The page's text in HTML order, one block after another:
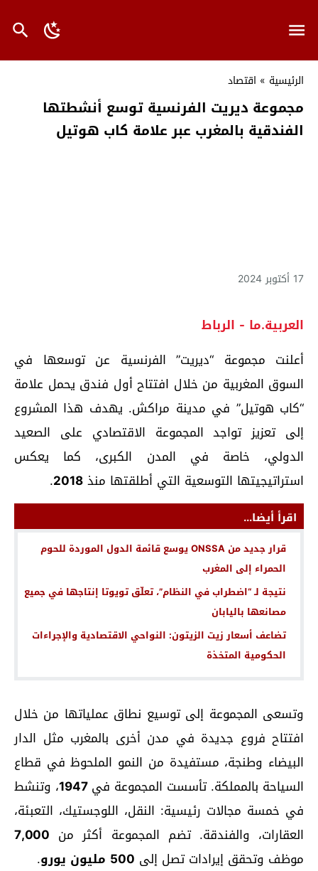
الرئيسية » اقتصاد
مجموعة ديريت الفرنسية توسع أنشطتها
الفندقية بالمغرب عبر علامة كاب هوتيل
17 أكتوبر 2024
العربية.ما - الرباط
أعلنت مجموعة “ديريت” الفرنسية عن توسعها في
السوق المغربية من خلال افتتاح أول فندق يحمل علامة
“كاب هوتيل” في مدينة مراكش. يهدف هذا المشروع
إلى تعزيز تواجد المجموعة الاقتصادي على الصعيد
الدولي، خاصة في المدن الكبرى، كما يعكس
استراتيجيتها التوسعية التي أطلقتها منذ2018
.
اقرأ أيضا...
قرار جديد من ONSSA يوسع قائمة الدول الموردة للحوم
الحمراء إلى المغرب
نتيجة لـ “اضطراب في النظام”، تعلّق تويوتا إنتاجها في جميع
مصانعها باليابان
تضاعف أسعار زيت الزيتون: النواحي الاقتصادية والإجراءات
الحكومية المتخذة
وتسعى المجموعة إلى توسيع نطاق عملياتها من خلال
افتتاح فروع جديدة في مدن أخرى بالمغرب مثل الدار
البيضاء وطنجة، مستفيدة من النمو الملحوظ في قطاع
السياحة بالمملكة. تأسست المجموعة في1947، وتنشط
في خمسة مجالات رئيسية: النقل، اللوجستيك، التعبئة،
العقارات، والفندقة. تضم المجموعة أكثر من 7,000
موظف وتحقق إيرادات تصل إلى 500 مليون يورو .